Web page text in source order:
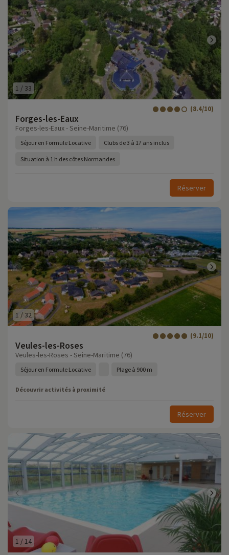
1 / 33
Forges-les-Eaux
(8.4/10)
Forges-les-Eaux - Seine-Maritime (76)
Séjour en Formule Locative Clubs de 3 à 17 ans inclus
Situation à 1 h des côtes Normandes
Réserver
1 /32
Veules-les-Roses
(9.1/10)
Veules-les-Roses - Seine-Maritime (76)
Séjour en Formule Locative Plage à 900 m
Découvrir activités à proximité
Réserver
1 /14